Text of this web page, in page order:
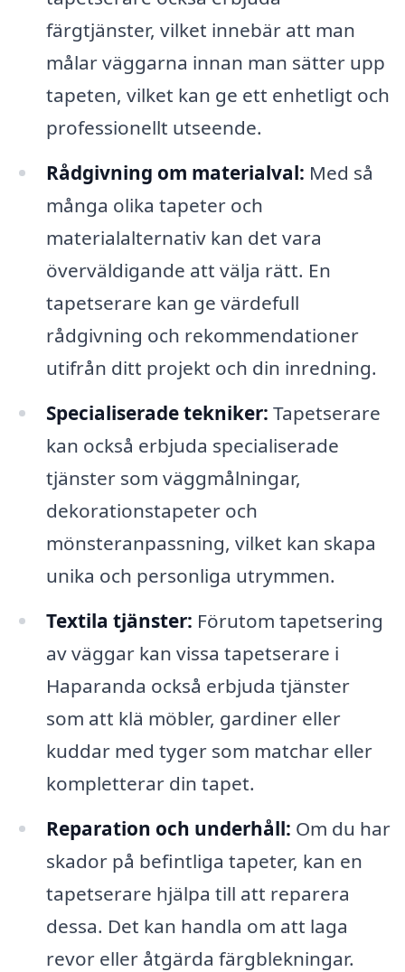
färgtjänster, vilket innebär att man
målar väggarna innan man sätter upp
tapeten, vilket kan ge ett enhetligt och
professionellt utseende.
Rådgivning om materialval: Med så
många olika tapeter och
materialalternativ kan det vara
överväldigande att välja rätt. En
tapetserare kan ge värdefull
rådgivning och rekommendationer
utifrån ditt projekt och din inredning.
Specialiserade tekniker: Tapetserare
kan också erbjuda specialiserade
tjänster som väggmålningar,
dekorationstapeter och
mönsteranpassning, vilket kan skapa
unika och personliga utrymmen.
Textila tjänster: Förutom tapetsering
av väggar kan vissa tapetserare i
Haparanda också erbjuda tjänster
som att klä möbler, gardiner eller
kuddar med tyger som matchar eller
kompletterar din tapet.
Reparation och underhåll: Om du har
skador på befintliga tapeter, kan en
tapetserare hjälpa till att reparera
dessa. Det kan handla om att laga
revor eller åtgärda färgblekningar.